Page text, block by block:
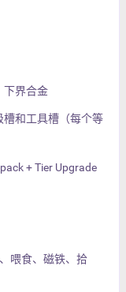
下界合金
和工具槽（每个等
+ Tier Upgrade
喂食、磁铁、拾